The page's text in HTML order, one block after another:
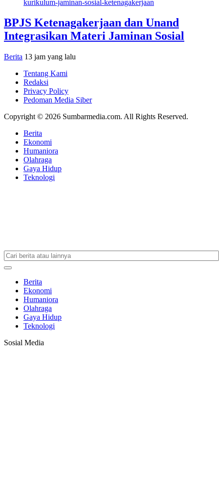
BPJS Ketenagakerjaan dan Unand
Integrasikan Materi Jaminan Sosial
Berita 13 jam yang lalu
Tentang Kami
Redaksi
Privacy Policy
Pedoman Media Siber
Copyright © 2026 Sumbarmedia.com. All Rights Reserved.
Berita
Ekonomi
Humaniora
Olahraga
Gaya Hidup
Teknologi
Berita
Ekonomi
Humaniora
Olahraga
Gaya Hidup
Teknologi
Sosial Media